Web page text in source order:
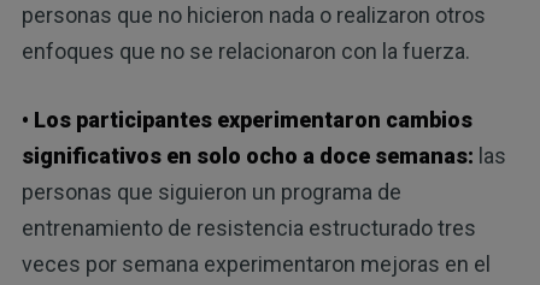
personas que no hicieron nada o realizaron otros
enfoques que no se relacionaron con la fuerza.
• Los participantes experimentaron cambios
significativos en solo ocho a doce semanas: las
personas que siguieron un programa de
entrenamiento de resistencia estructurado tres
veces por semana experimentaron mejoras en el